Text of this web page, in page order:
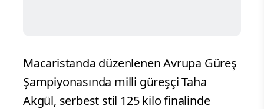
Macaristanda düzenlenen Avrupa Güreş
Şampiyonasında milli güreşçi Taha
Akgül, serbest stil 125 kilo finalinde